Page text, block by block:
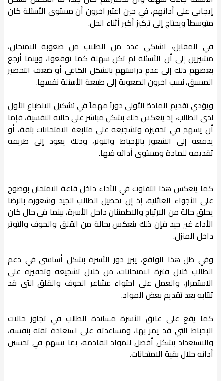
إيجابي على أدائهم، في حين اعتبر آخرون أن مستوى الأسئلة كان
متوسطاً ويحتاج إلى تركيز أكبر أثناء الحل.
في المقابل، اشتكى عدد من الطلاب من صعوبة الامتحان،
مشيرين إلى أن الأسئلة لم تكن سهلة كما توقعوا، وبينما أرجع
بعضهم ذلك إلى عدم دراستهم بالشكل الكافي أو ضعف التحضير
المسبق، نسب آخرون الصعوبة إلى طبيعة الأسئلة نفسها.
ويؤدي تقديم المادة الأولى دوراً مهماً في تشكيل الانطباع الأول
لدى الطالب، إذ ينعكس ذلك بشكل مباشر على حالته النفسية، فإما
أن يسهم في تحفيزه وتشجيعه على متابعة الامتحانات بثقة، أو
يدفعه إلى الشعور بالإحباط والتوتر، وذلك يعود إلى طريقة
تقديمه للمادة ومستوى أدائه فيها.
كما ينعكس هذا التفاوت في الأداء داخل قاعة الامتحان بوضوح
على الأجواء العائلية، إذ إن تحصيل الطالب الجيد وشعوره بالرضا
يخلق حالة من الارتياح والاطمئنان داخل الأسرة، بينما في حال كان
الأداء غير جيد فإن ذلك ينعكس بحالة من القلق والخوف والتوتر
داخل المنزل.
وفي ظل هذا الواقع، يبرز دور الأسرة بشكل أساسي في دعم
الطالب خلال فترة الامتحانات، من خلال تشجيعه وتحفيزه على
الاستمرار، والعمل على احتواء مشاعر الخوف والقلق التي قد
تنتابه بعد تقديم بعض المواد.
كما يقع على عاتق الأسرة مساندة الطالب في تجاوز حالات
الإحباط التي قد يمر بها، ومساعدته على استعادة ثقته بنفسه،
والاستعداد بشكل أفضل للمواد القادمة، بما يسهم في تحسين
أدائه خلال بقية الامتحانات.